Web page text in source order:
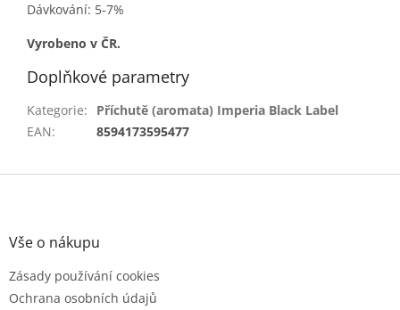
Dávkování: 5-7%
Vyrobeno v ČR.
Doplňkové parametry
Kategorie:
Příchutě (aromata) Imperia Black Label
EAN: 8594173595477
Z
Vše o nákupu
Zásady používání cookies
Ochrana osobních údajů